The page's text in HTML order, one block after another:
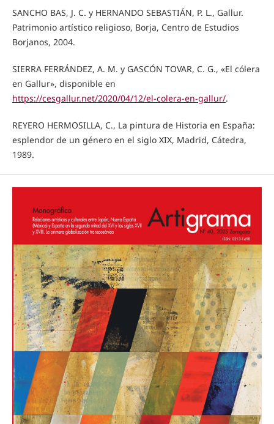
SANCHO BAS, J. C. y HERNANDO SEBASTIÁN, P. L., Gallur.
Patrimonio artístico religioso, Borja, Centro de Estudios
Borjanos, 2004.
SIERRA FERRÁNDEZ, A. M. y GASCÓN TOVAR, C. G., «El cólera
en Gallur», disponible en
https://cesgallur.net/2020/04/12/el-colera-en-gallur/.
REYERO HERMOSILLA, C., La pintura de Historia en España:
esplendor de un género en el siglo XIX, Madrid, Cátedra,
1989.